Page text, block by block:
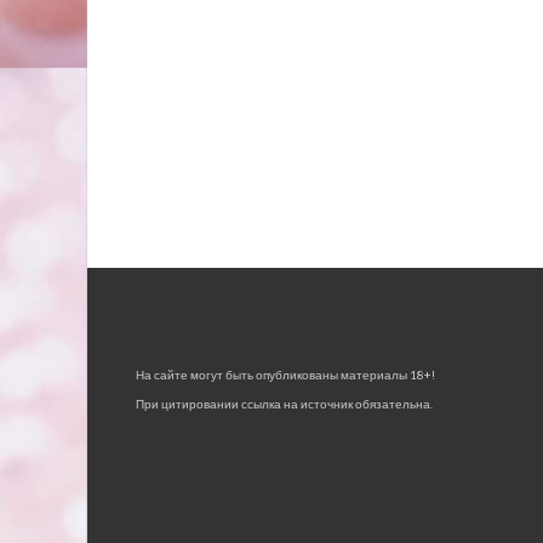
На сайте могут быть опубликованы материалы 18+!
При цитировании ссылка на источник обязательна.